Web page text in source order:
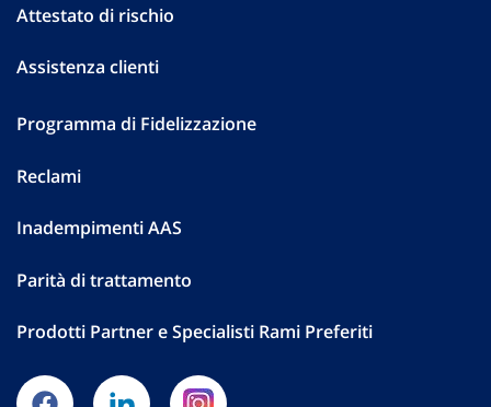
Attestato di rischio
Assistenza clienti
Programma di Fidelizzazione
Reclami
Inadempimenti AAS
Parità di trattamento
Prodotti Partner e Specialisti Rami Preferiti